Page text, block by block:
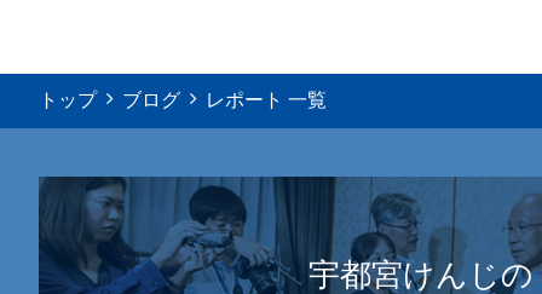
トップ ブログ レポート 一覧
宇都宮けんじの